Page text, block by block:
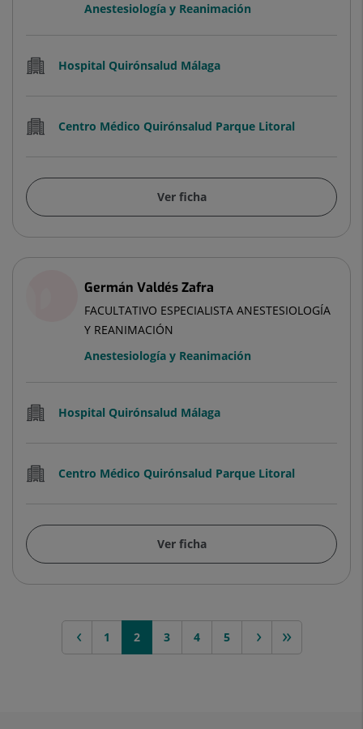
Anestesiología y Reanimación
Hospital Quirónsalud Málaga
Centro Médico Quirónsalud Parque Litoral
Ver ficha
Germán Valdés Zafra
FACULTATIVO ESPECIALISTA ANESTESIOLOGÍA
Y REANIMACIÓN
Anestesiología y Reanimación
Hospital Quirónsalud Málaga
Centro Médico Quirónsalud Parque Litoral
Ver ficha
1 2 3 4 5
siguiente > >>